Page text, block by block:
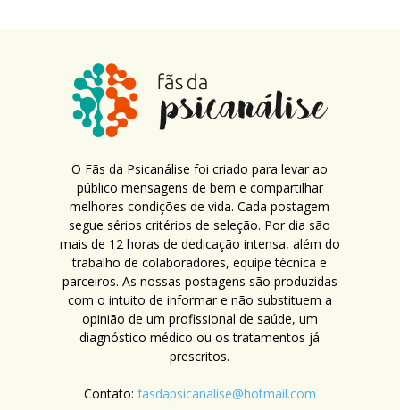
O Fãs da Psicanálise foi criado para levar ao
público mensagens de bem e compartilhar
melhores condições de vida. Cada postagem
segue sérios critérios de seleção. Por dia são
mais de 12 horas de dedicação intensa, além do
trabalho de colaboradores, equipe técnica e
parceiros. As nossas postagens são produzidas
com o intuito de informar e não substituem a
opinião de um profissional de saúde, um
diagnóstico médico ou os tratamentos já
prescritos.
Contato: fasdapsicanalise@hotmail.com